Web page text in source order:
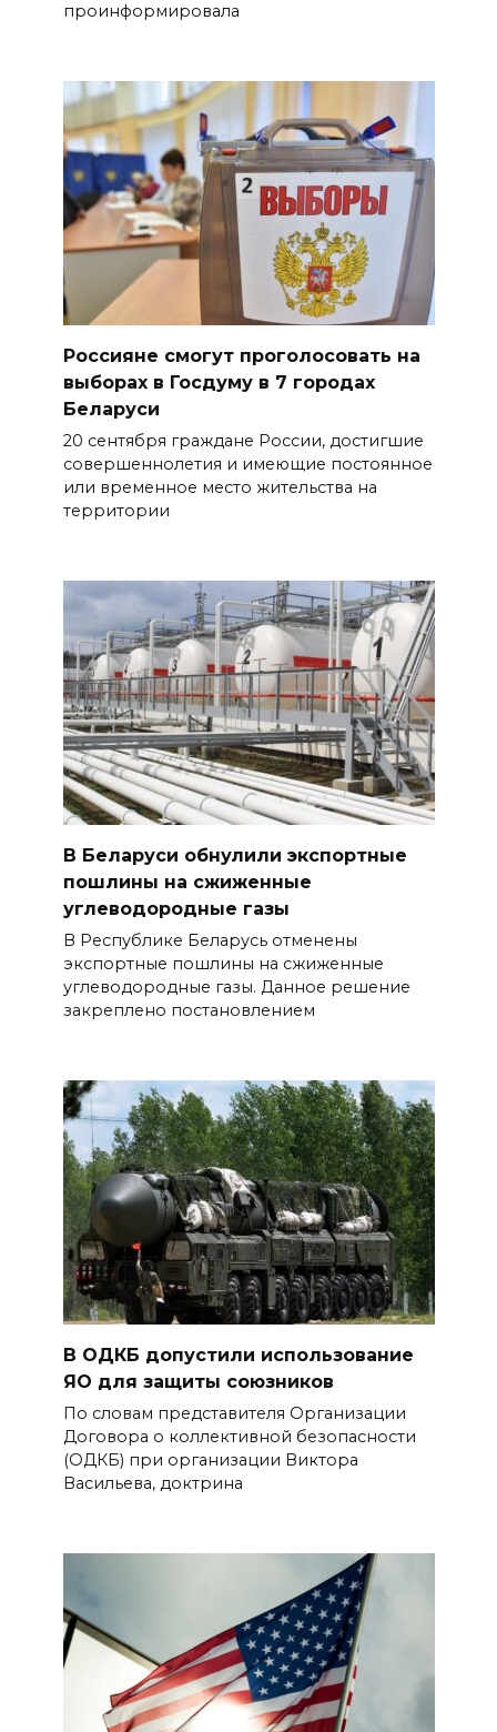
проинформировала
Россияне смогут проголосовать на
выборах в Госдуму в 7 городах
Беларуси
20 сентября граждане России, достигшие
совершеннолетия и имеющие постоянное
или временное место жительства на
территории
В Беларуси обнулили экспортные
пошлины на сжиженные
углеводородные газы
В Республике Беларусь отменены
экспортные пошлины на сжиженные
углеводородные газы. Данное решение
закреплено постановлением
В ОДКБ допустили использование
ЯО для защиты союзников
По словам представителя Организации
Договора о коллективной безопасности
(ОДКБ) при организации Виктора
Васильева, доктрина